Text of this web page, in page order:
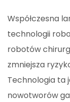
Współczesna
technologii
robotów
zmniejsza
Technologia ta
nowotworów